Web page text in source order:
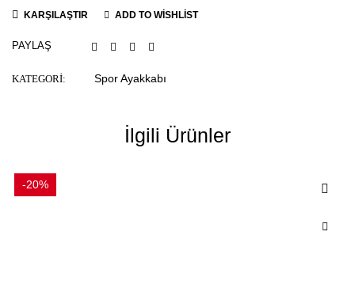
KARŞILAŞTIR ADD TO WISHLIST
PAYLAŞ
KATEGORI: Spor Ayakkabı
İlgili Ürünler
-20%